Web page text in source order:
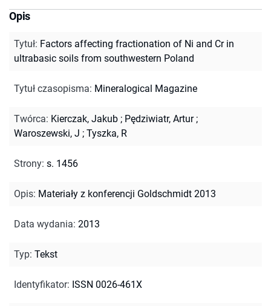
Opis
Tytuł: Factors affecting fractionation of Ni and Cr in
ultrabasic soils from southwestern Poland
Tytuł czasopisma: Mineralogical Magazine
Twórca: Kierczak, Jakub ; Pędziwiatr, Artur;
Waroszewski, J ; Tyszka, R
Strony: s. 1456
Opis: Materiały z konferencji Goldschmidt 2013
Data wydania: 2013
Typ: Tekst
Identyfikator: ISSN 0026-461X